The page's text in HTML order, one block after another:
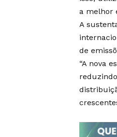
a melhor
A
de
“A nova